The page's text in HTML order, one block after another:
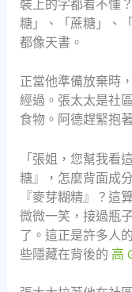
裝上的字都看不懂
糖」、「蔗糖」、
都像天書。
正當他準備放棄時
經過。張太太是社
食物。阿德趕緊抱
「張姐，您幫我看
糖』，怎麼背面成
『麥芽糊精』？這
微微一笑，接過瓶
了。這正是許多人
些隱藏在背後的 高